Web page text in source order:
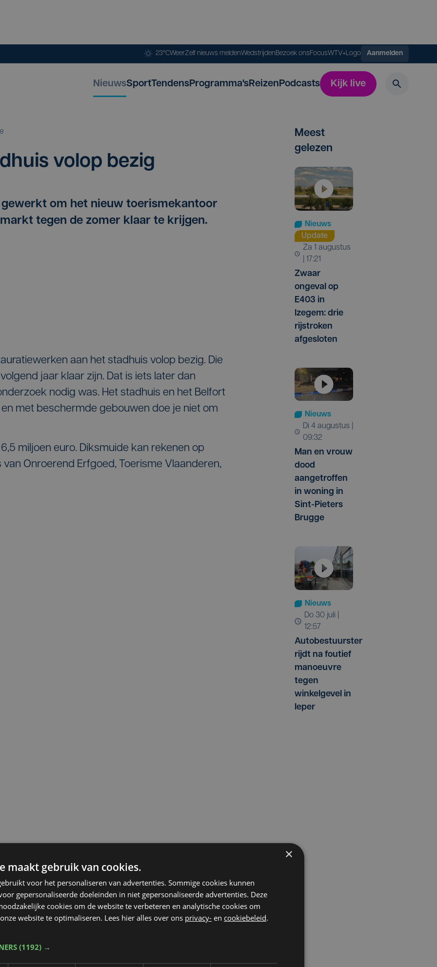
23°CWeerZelf nieuws meldenWedstrijdenBezoek onsFocusWTV+Logo Aanmelden
NieuwsSportTendensProgramma'sReizenPodcasts Kijk live
vol­op bezig
om het nieuw toerismekantoor
tegen de zomer klaar te krijgen.
aan het stadhuis volop bezig. Die
jaar klaar zijn. Dat is iets later dan
nodig was. Het stadhuis en het Belfort
met beschermde gebouwen doe je niet om
miljoen euro. Diksmuide kan rekenen op
Onroerend Erfgoed, Toerisme Vlaanderen,
Meest
gelezen
Nieuws
Update
za 1 augustus
| 17:21
Zwaar
ongeval op
E403 in
Izegem: drie
rijstroken
afgesloten
Nieuws
di 4 augustus |
09:32
Man en vrouw
dood
aangetroffen
in woning in
Sint-Pieters
Brugge
Nieuws
do 30 juli |
12:57
Autobestuurster
rijdt na foutief
manoeuvre
tegen
winkelgevel in
Ieper
×
maakt gebruik van cookies.
voor het personaliseren van advertenties. Sommige cookies kunnen
gepersonaliseerde doeleinden in niet gepersonaliseerde advertenties. Deze
cookies om de website te verbeteren en analytische cookies om
website te optimaliseren. Lees hier alles over ons privacy- en cookiebeleid.
(1192) →